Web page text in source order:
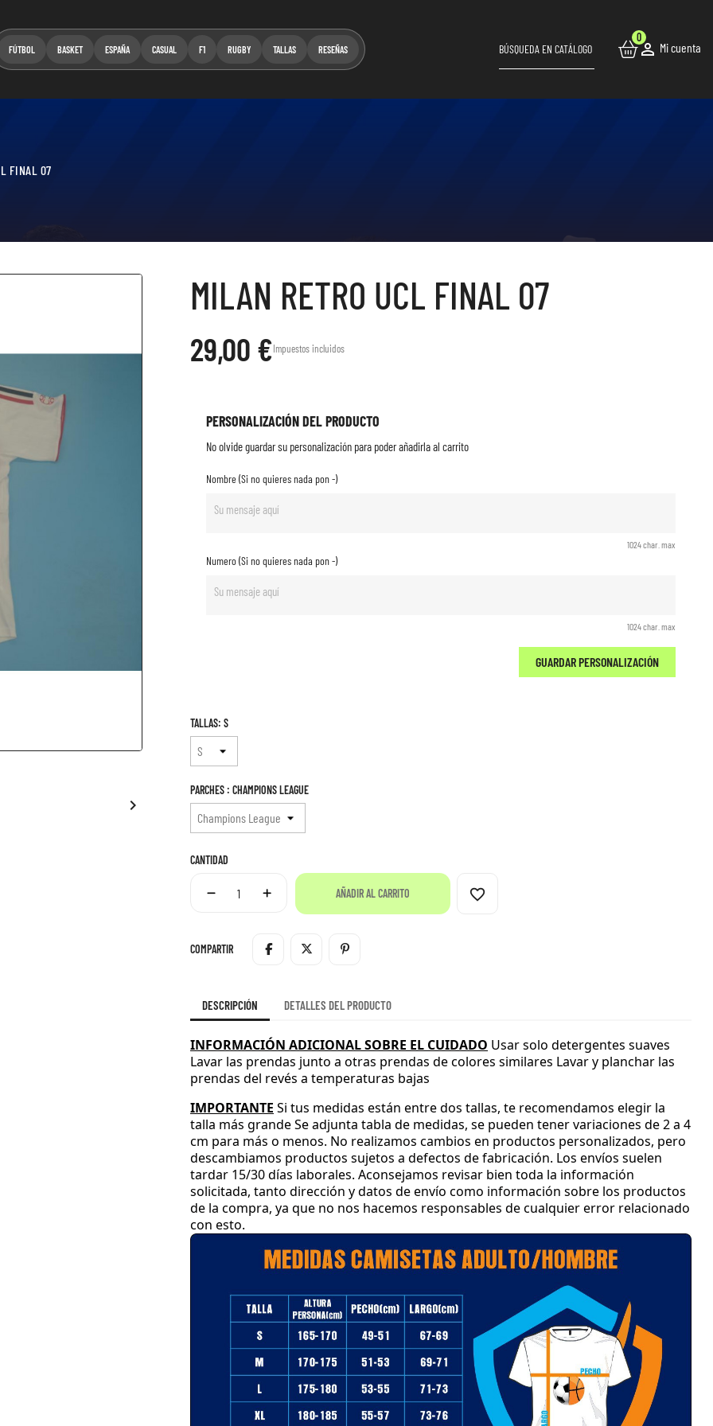
FÚTBOL BASKET ESPAÑA CASUAL F1 RUGBY TALLAS RESEÑAS
0
 Mi cuenta
FINAL 07

MILAN RETRO UCL FINAL 07
29,00 €Impuestos incluidos
PERSONALIZACIÓN DEL PRODUCTO
No olvide guardar su personalización para poder añadirla al carrito
Nombre (Si no quieres nada pon -)
1024 char. max
Numero (Si no quieres nada pon -)
1024 char. max
GUARDAR PERSONALIZACIÓN
TALLAS: S
PARCHES : CHAMPIONS LEAGUE
CANTIDAD
AÑADIR AL CARRITO favorite_border
COMPARTIR
DESCRIPCIÓN DETALLES DEL PRODUCTO
INFORMACIÓN ADICIONAL SOBRE EL CUIDADO Usar solo detergentes suaves
Lavar las prendas junto a otras prendas de colores similares Lavar y planchar las
prendas del revés a temperaturas bajas
IMPORTANTE Si tus medidas están entre dos tallas, te recomendamos elegir la
talla más grandeSe adjunta tabla de medidas, se pueden tener variaciones de 2 a 4
cm para más o menos. No realizamos cambios en productos personalizados, pero
descambiamos productos sujetos a defectos de fabricación. Los envíos suelen
tardar 15/30 días laborales. Aconsejamos revisar bien toda la información
solicitada, tanto dirección y datos de envío como información sobre los productos
de la compra, ya que no nos hacemos responsables de cualquier error relacionado
con esto.